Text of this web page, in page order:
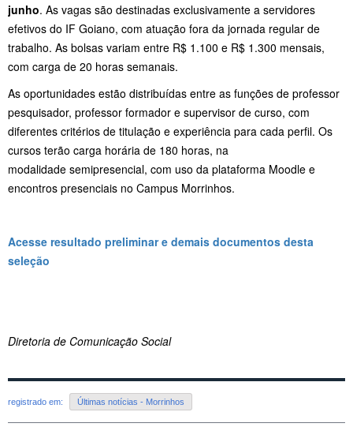
junho. As vagas são destinadas exclusivamente a servidores
efetivos do IF Goiano, com atuação fora da jornada regular de
trabalho. As bolsas variam entre R$ 1.100 e R$ 1.300 mensais,
com carga de 20 horas semanais.
As oportunidades estão distribuídas entre as funções de professor
pesquisador, professor formador e supervisor de curso, com
diferentes critérios de titulação e experiência para cada perfil. Os
cursos terão carga horária de 180 horas, na
modalidade semipresencial, com uso da plataforma Moodle e
encontros presenciais no Campus Morrinhos.
Acesse resultado preliminar e demais documentos desta
seleção
Diretoria de Comunicação Social
registrado em: Últimas notícias - Morrinhos